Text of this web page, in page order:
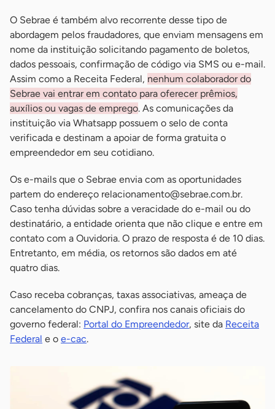
O Sebrae é também alvo recorrente desse tipo de
abordagem pelos fraudadores, que enviam mensagens em
nome da instituição solicitando pagamento de boletos,
dados pessoais, confirmação de código via SMS ou e-mail.
Assim como a Receita Federal, nenhum colaborador do
Sebrae vai entrar em contato para oferecer prêmios,
auxílios ou vagas de emprego. As comunicações da
instituição via Whatsapp possuem o selo de conta
verificada e destinam a apoiar de forma gratuita o
empreendedor em seu cotidiano.
Os e-mails que o Sebrae envia com as oportunidades
partem do endereço relacionamento@sebrae.com.br.
Caso tenha dúvidas sobre a veracidade do e-mail ou do
destinatário, a entidade orienta que não clique e entre em
contato com a Ouvidoria. O prazo de resposta é de 10 dias.
Entretanto, em média, os retornos são dados em até
quatro dias.
Caso receba cobranças, taxas associativas, ameaça de
cancelamento do CNPJ, confira nos canais oficiais do
governo federal: Portal do Empreendedor, site da Receita
Federal e o e-cac.